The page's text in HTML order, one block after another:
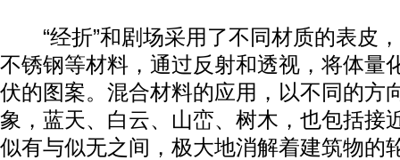
“经折”和剧场采用了不同材质的表皮
不锈钢等材料，通过反射和透视，将体量
伏的图案。混合材料的应用，以不同的方
象，蓝天、白云、山峦、树木，也包括接
似有与似无之间，极大地消解着建筑物的